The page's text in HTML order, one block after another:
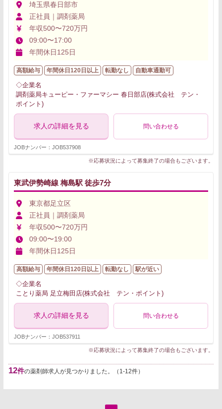
埼玉県春日部市
正社員｜調剤薬局
年収500〜720万円
09:00〜17:00
年間休日125日
高額給与 年間休日120日以上 転勤なし 自動車通勤可
◇企業名
調剤薬局キューピー・ファーマシー 春日部店(株式会社 テン・
ポイント)
求人の詳細を見る 問い合わせる
JOBナンバー：JOB537908
※応募状況によって募集終了の場合もございます。
東武伊勢崎線 梅島駅 徒歩7分
東京都足立区
正社員｜調剤薬局
年収500〜720万円
09:00〜19:00
年間休日125日
高額給与 年間休日120日以上 転勤なし 駅が近い
◇企業名
ことり薬局 足立梅田店(株式会社 テン・ポイント)
求人の詳細を見る 問い合わせる
JOBナンバー：JOB537911
※応募状況によって募集終了の場合もございます。
12件の薬剤師求人が見つかりました。（1-12件）